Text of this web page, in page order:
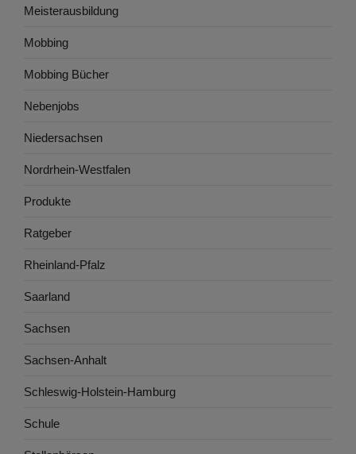
Meisterausbildung
Mobbing
Mobbing Bücher
Nebenjobs
Niedersachsen
Nordrhein-Westfalen
Produkte
Ratgeber
Rheinland-Pfalz
Saarland
Sachsen
Sachsen-Anhalt
Schleswig-Holstein-Hamburg
Schule